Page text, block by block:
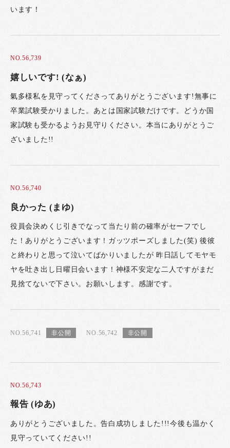
います！
NO.56,739
嬉しいです! (なぁ)
氣多様私を見守ってくださってありがとうございます!無事に
卒業試験受かりました。あとは国家試験だけです。どうか国
家試験も受かるようお見守りください。本当にありがとうご
ざいました!!
NO.56,740
良かった (まゆ)
役員会決めくじ引きでなって当たり前の確率がセーフでし
た！ありがとうございます！ガッツポーズしました(笑) 後彼
と終わりと思って泣いてばかりいましたが 昨日話してモヤモ
ヤを吐き出し日曜日会います！神様不安定な二人ですがまだ
見捨てないで下さい。お願いします。感謝です。
NO.56,741 NO.56,742
NO.56,743
報告 (ゆあ)
ありがとうございました。告白成功しました!!!今後も温かく
見守っていてください!!